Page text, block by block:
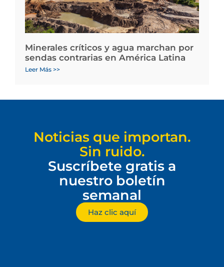
Minerales críticos y agua marchan por
sendas contrarias en América Latina
Leer Más >>
Noticias que importan.
Sin ruido.
Suscríbete gratis a
nuestro boletín
semanal
Haz clic aquí